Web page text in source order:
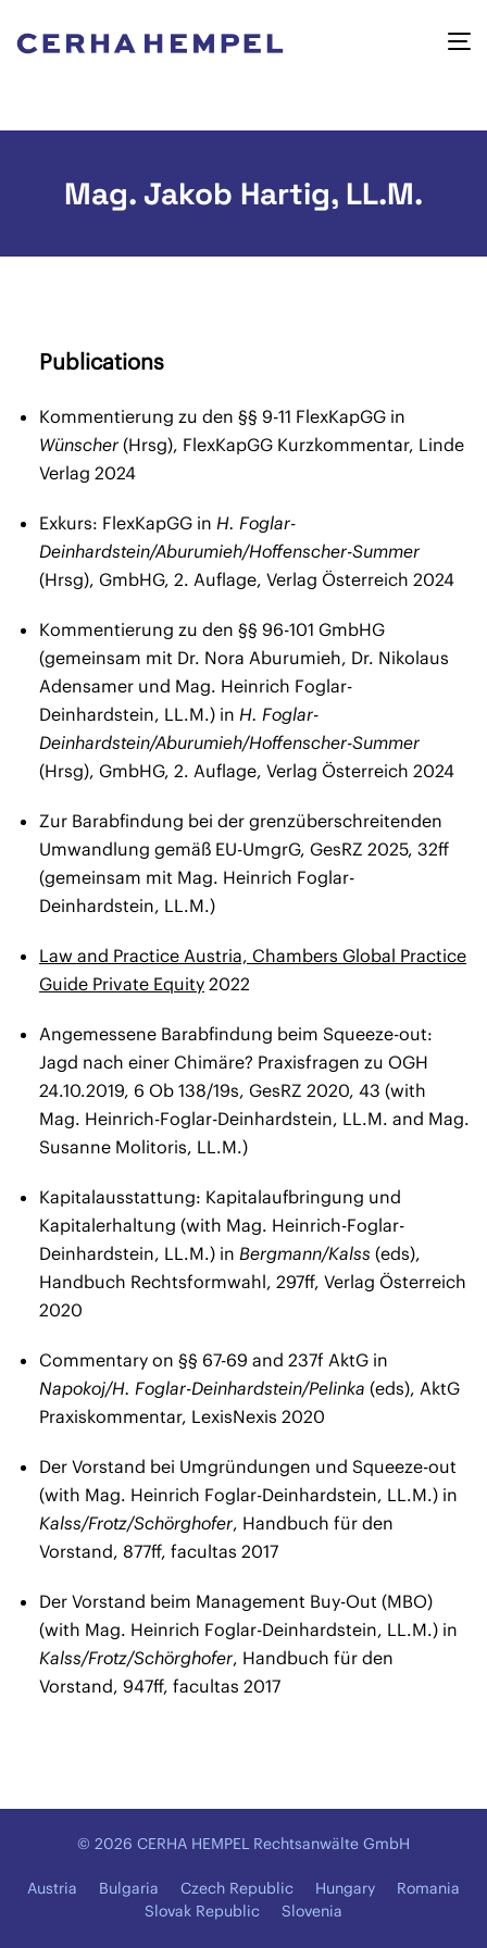
Mag. Jakob Hartig, LL.M.
Publications
Kommentierung zu den §§ 9-11 FlexKapGG in
Wünscher (Hrsg), FlexKapGG Kurzkommentar, Linde
Verlag 2024
Exkurs: FlexKapGG in H. Foglar-
Deinhardstein/Aburumieh/Hoffenscher-Summer
(Hrsg), GmbHG, 2. Auflage, Verlag Österreich 2024
Kommentierung zu den §§ 96-101 GmbHG
(gemeinsam mit Dr. Nora Aburumieh, Dr. Nikolaus
Adensamer und Mag. Heinrich Foglar-
Deinhardstein, LL.M.) in H. Foglar-
Deinhardstein/Aburumieh/Hoffenscher-Summer
(Hrsg), GmbHG, 2. Auflage, Verlag Österreich 2024
Zur Barabfindung bei der grenzüberschreitenden
Umwandlung gemäß EU-UmgrG, GesRZ 2025, 32ff
(gemeinsam mit Mag. Heinrich Foglar-
Deinhardstein, LL.M.)
Law and Practice Austria, Chambers Global Practice
Guide Private Equity 2022
Angemessene Barabfindung beim Squeeze-out:
Jagd nach einer Chimäre? Praxisfragen zu OGH
24.10.2019, 6 Ob 138/19s, GesRZ 2020, 43 (with
Mag. Heinrich-Foglar-Deinhardstein, LL.M. and Mag.
Susanne Molitoris, LL.M.)
Kapitalausstattung: Kapitalaufbringung und
Kapitalerhaltung (with Mag. Heinrich-Foglar-
Deinhardstein, LL.M.) in Bergmann/Kalss (eds),
Handbuch Rechtsformwahl, 297ff, Verlag Österreich
2020
Commentary on §§ 67-69 and 237f AktG in
Napokoj/H. Foglar-Deinhardstein/Pelinka (eds), AktG
Praxiskommentar, LexisNexis 2020
Der Vorstand bei Umgründungen und Squeeze-out
(with Mag. Heinrich Foglar-Deinhardstein, LL.M.) in
Kalss/Frotz/Schörghofer, Handbuch für den
Vorstand, 877ff, facultas 2017
Der Vorstand beim Management Buy-Out (MBO)
(with Mag. Heinrich Foglar-Deinhardstein, LL.M.) in
Kalss/Frotz/Schörghofer, Handbuch für den
Vorstand, 947ff, facultas 2017
© 2026 CERHA HEMPEL Rechtsanwälte GmbH
Austria Bulgaria Czech Republic Hungary
Romania
Slovak Republic
Slovenia